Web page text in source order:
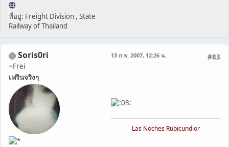
ที่อยู่: Freight Division , State
Railway of Thailand
Soris0ri
~Frei
เฟรินจริงๆ
#83
13 ก.พ. 2007, 12:26 น.
Las Noches Rubicundior